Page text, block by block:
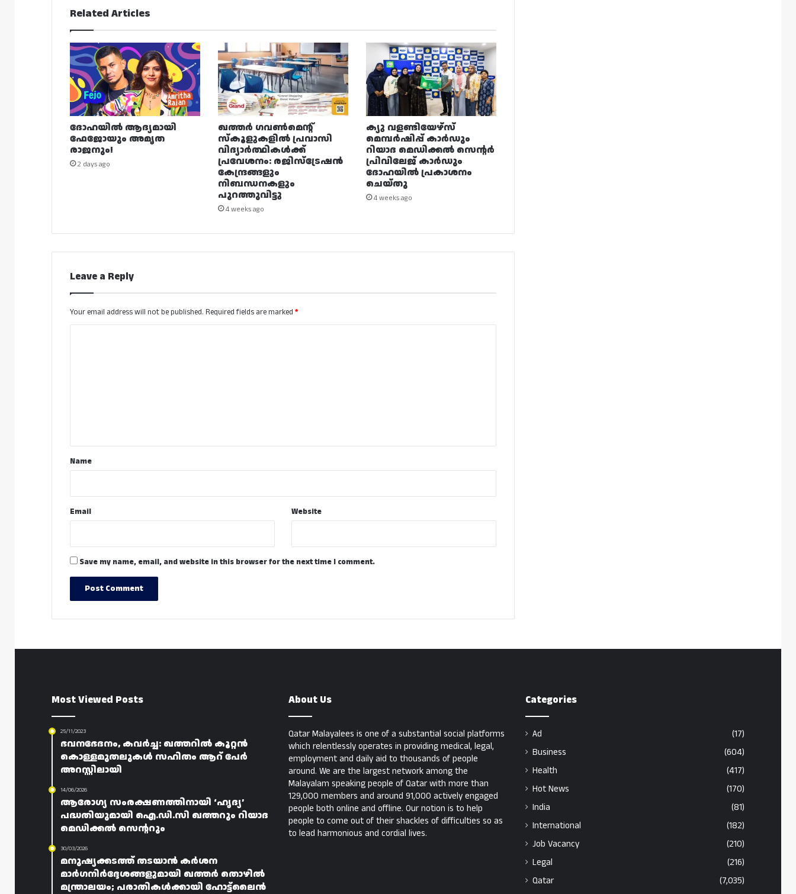
Related Articles
ദോഹയിൽ ആദ്യമായി
ഫേജോയും അമൃത
രാജനും!
2 days ago
ഖത്തർ ഗവൺമെന്റ്
സ്കൂളുകളിൽ പ്രവാസി
വിദ്യാർത്ഥികൾക്ക്
പ്രവേശനം: രജിസ്ട്രേഷൻ
കേന്ദ്രങ്ങളും
നിബന്ധനകളും
പുറത്തുവിട്ടു
4 weeks ago
ക്യു വളണ്ടിയേഴ്‌സ്
മെമ്പർഷിപ്പ് കാർഡും
റിയാദ മെഡിക്കൽ സെന്റർ
പ്രിവിലേജ് കാർഡും
ദോഹയിൽ പ്രകാശനം
ചെയ്തു
4 weeks ago
Leave a Reply
Your email address will not be published. Required fields are marked *
*Name
Email Website
Save my name, email, and website in this browser for the next time I comment.
Most Viewed Posts
25/11/2023
ഭവനഭേദനം, കവർച്ച: ഖത്തറിൽ കൂറ്റൻ
കൊള്ളമുതലുകൾ സഹിതം ആറ് പേർ
അറസ്റ്റിലായി
14/06/2026
ആരോഗ്യ സംരക്ഷണത്തിനായി ‘ഹൃദ്യ’
പദ്ധതിയുമായി ഐ.ഡി.സി ഖത്തറും റിയാദ
മെഡിക്കൽ സെന്ററും
30/03/2026
മനുഷ്യക്കടത്ത് തടയാൻ കർശന
മാർഗനിർദ്ദേശങ്ങളുമായി ഖത്തർ തൊഴിൽ
മന്ത്രാലയം; പരാതികൾക്കായി ഹോട്ട്‌ലൈൻ
About Us
Qatar Malayalees is one of a substantial social platforms
which relentlessly operates in providing medical, legal,
employment and daily aid to thousands of people
around. We are the largest network among the
Malayalam speaking people of Qatar with more than
129,000 members and around 91,000 actively engaged
people both online and offline. Our notion is to help
people to come out of their shackles of difficulties so as
to lead harmonious and cordial lives.
Categories
Ad
(17)
Business
(604)
Health
(417)
Hot News
(170)
India
(81)
International
(182)
Job Vacancy
(210)
Legal
(216)
Qatar
(7,035)